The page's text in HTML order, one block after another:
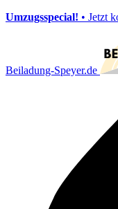
Umzugsspecial! • Jetzt
Beiladung-Speyer.de